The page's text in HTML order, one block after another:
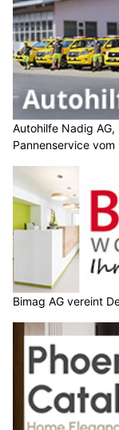
Autohilfe Nadig
Pannenservice vom
Bimag AG vereint